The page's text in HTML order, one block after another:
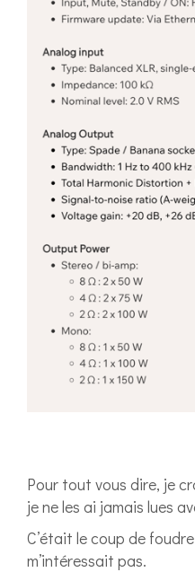
Pour tout vous dire, je
je ne les ai jamais lues
C’était le coup de
m’intéressait pas.